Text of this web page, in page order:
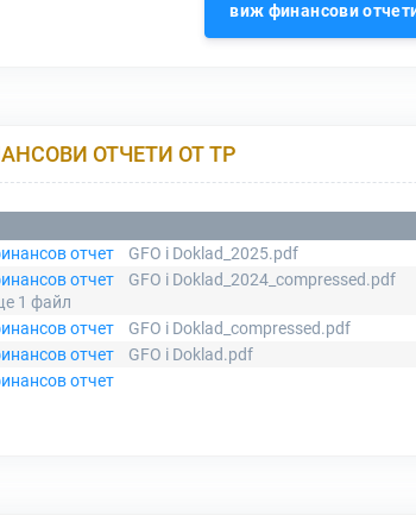
виж финансови
ОТЧЕТИ ОТ ТР
отчет
GFO i Doklad_2025.pdf
отчет
GFO i Doklad_2024_compressed.pdf
1 файл
отчет
GFO i Doklad_compressed.pdf
отчет
GFO i Doklad.pdf
отчет